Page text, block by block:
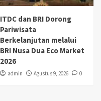
ITDC dan BRI Dorong
Pariwisata
Berkelanjutan melalui
BRI Nusa Dua Eco Market
2026
admin Agustus 9, 2026 0